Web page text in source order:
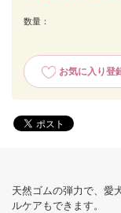
数量：
お気に入り登
天然ゴムの弾力で、愛
ルケアもできます。